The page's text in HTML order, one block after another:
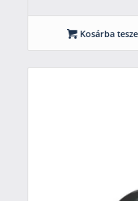
Kosárba